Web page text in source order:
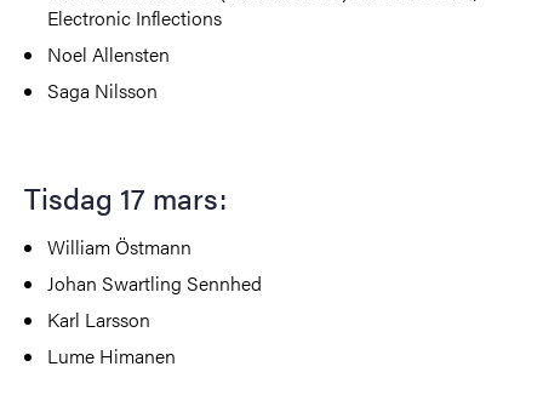
Electronic Inflections
Noel Allensten
Saga Nilsson
Tisdag 17 mars:
William Östmann
Johan Swartling Sennhed
Karl Larsson
Lume Himanen